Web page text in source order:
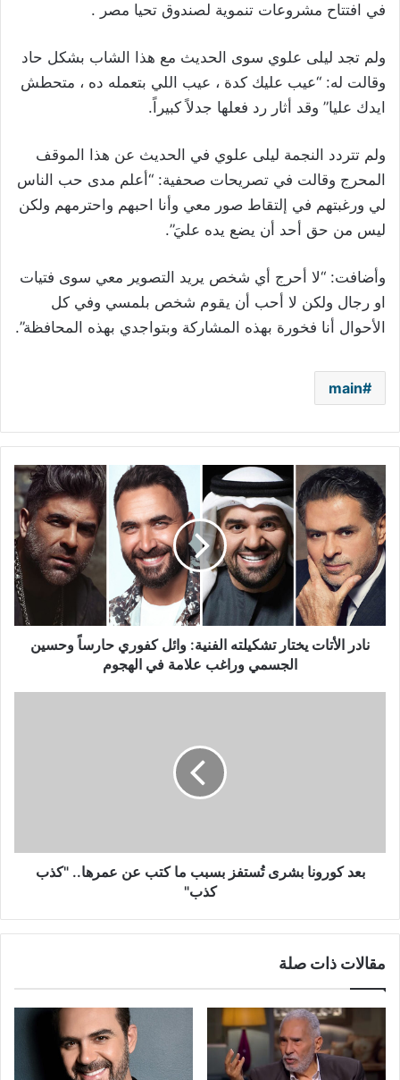
في افتتاح مشروعات تنموية لصندوق تحيا مصر .
ولم تجد ليلى علوي سوى الحديث مع هذا الشاب بشكل حاد
وقالت له: “عيب عليك كدة ، عيب اللي بتعمله ده ، متحطش
ايدك عليا” وقد أثار رد فعلها جدلاً كبيراً.
ولم تتردد النجمة ليلى علوي في الحديث عن هذا الموقف
المحرج وقالت في تصريحات صحفية: “أعلم مدى حب الناس
لي ورغبتهم في إلتقاط صور معي وأنا احبهم واحترمهم ولكن
ليس من حق أحد أن يضع يده عليَ”.
وأضافت: “لا أحرج أي شخص يريد التصوير معي سوى فتيات
او رجال ولكن لا أحب أن يقوم شخص بلمسي وفي كل
الأحوال أنا فخورة بهذه المشاركة وبتواجدي بهذه المحافظة”.
main
نادر
الأتات
يختار
تشكيلته
الفنية:
وائل
كفوري
حارساً
وحسين
الجسمي
نادر الأتات يختار تشكيلته الفنية: وائل كفوري حارساً وحسين
الجسمي وراغب علامة في الهجوم
عمرها..
"كذببعد كورونا بشرى تُستفز بسبب ما كتب عن عمرها.. "كذب
كذب"
مقالات ذات صلة